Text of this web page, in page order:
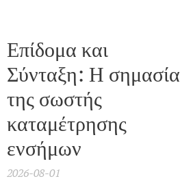
Επίδομα και
Σύνταξη: Η σημασία
της σωστής
καταμέτρησης
ενσήμων
2026-08-01